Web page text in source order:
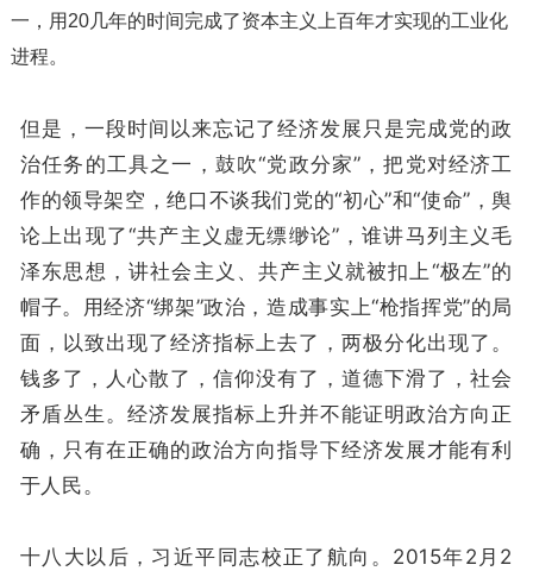
一，用20几年的时间完成了资本主义上百年才实现的工业化
进程。
但是，一段时间以来忘记了经济发展只是完成党的政
治任务的工具之一，鼓吹“党政分家”，把党对经济工
作的领导架空，绝口不谈我们党的“初心”和“使命”，舆
论上出现了“共产主义虚无缥缈论”，谁讲马列主义毛
泽东思想，讲社会主义、共产主义就被扣上“极左”的
帽子。用经济“绑架”政治，造成事实上“枪指挥党”的局
面，以致出现了经济指标上去了，两极分化出现了。
钱多了，人心散了，信仰没有了，道德下滑了，社会
矛盾丛生。经济发展指标上升并不能证明政治方向正
确，只有在正确的政治方向指导下经济发展才能有利
于人民。
十八大以后，习近平同志校正了航向。2015年2月2